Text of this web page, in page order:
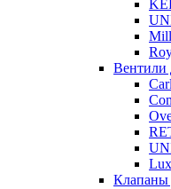
Вентили
Клапаны